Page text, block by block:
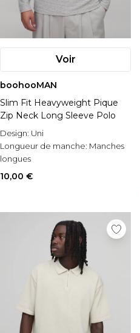
Voir
boohooMAN
Slim Fit Heavyweight Pique
Zip Neck Long Sleeve Polo
Design: Uni
Longueur de manche: Manches
longues
Matérial:
10,00 €